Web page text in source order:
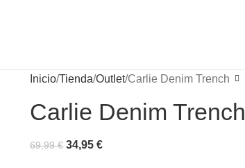
Inicio Tienda Outlet Carlie Denim Trench
Carlie Denim Trench
69,99€ 34,95 €